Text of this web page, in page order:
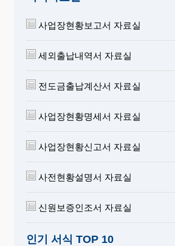
사업장현황보고서 자료실
세외출납내역서 자료실
전도금출납계산서 자료실
사업장현황명세서 자료실
사업장현황신고서 자료실
사전현황설명서 자료실
신원보증인조서 자료실
인기 서식 TOP 10